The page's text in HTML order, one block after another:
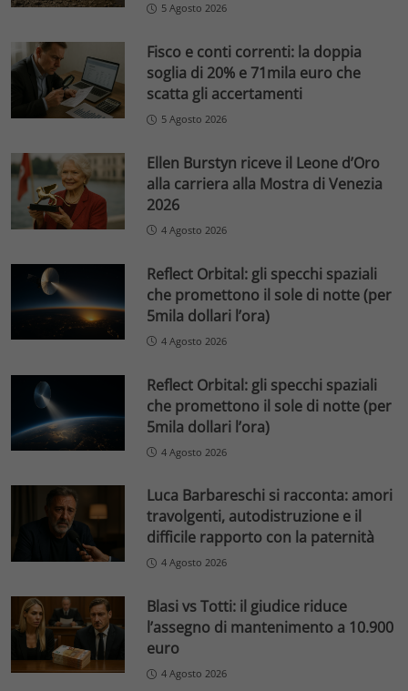
5 Agosto 2026
Fisco e conti correnti: la doppia
soglia di 20% e 71mila euro che
scatta gli accertamenti
5 Agosto 2026
Ellen Burstyn riceve il Leone d’Oro
alla carriera alla Mostra di Venezia
2026
4 Agosto 2026
Reflect Orbital: gli specchi spaziali
che promettono il sole di notte (per
5mila dollari l’ora)
4 Agosto 2026
Reflect Orbital: gli specchi spaziali
che promettono il sole di notte (per
5mila dollari l’ora)
4 Agosto 2026
Luca Barbareschi si racconta: amori
travolgenti, autodistruzione e il
difficile rapporto con la paternità
4 Agosto 2026
Blasi vs Totti: il giudice riduce
l’assegno di mantenimento a 10.900
euro
4 Agosto 2026